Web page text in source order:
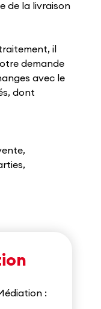
de la livraison
il
demande
avec le
dont
: